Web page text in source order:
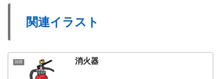
関連イラスト
雑貨 消火器